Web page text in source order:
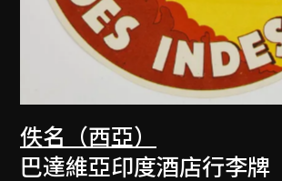
佚名（西亞）
巴達維亞印度酒店行李牌